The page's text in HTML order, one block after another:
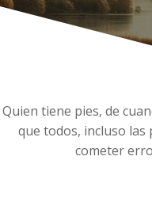
Quien tiene pies, de
que todos, incluso
cometer